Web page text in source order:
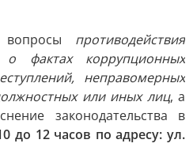
противодействия
фактах коррупционных
неправомерных
или иных лиц, а
законодательства в
до 12 часов по адресу: ул.